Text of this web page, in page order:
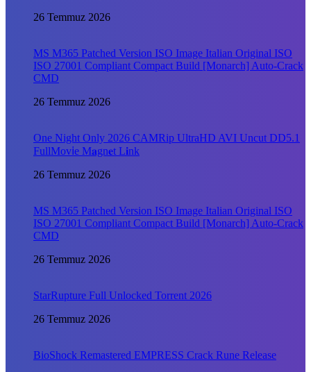
26 Temmuz 2026
MS M365 Patched Version ISO Image Italian Original ISO
ISO 27001 Compliant Compact Build [Monarch] Auto-Crack
CMD
26 Temmuz 2026
One Night Only 2026 CAMRip UltraHD AVI Uncut DD5.1
FullMov𝗂e M𝐚gn𝐞t L𝐢nk
26 Temmuz 2026
MS M365 Patched Version ISO Image Italian Original ISO
ISO 27001 Compliant Compact Build [Monarch] Auto-Crack
CMD
26 Temmuz 2026
StarRupture Full Unlocked Torrent 2026
26 Temmuz 2026
BioShock Remastered EMPRESS Crack Rune Release